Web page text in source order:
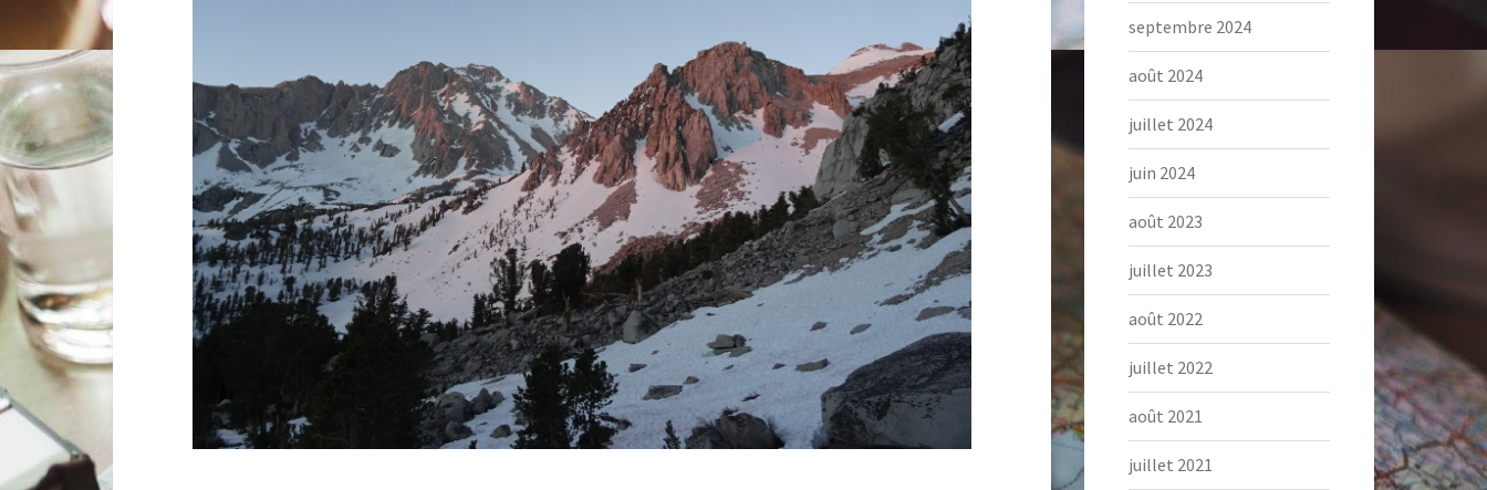
septembre 2024
août 2024
juillet 2024
juin 2024
août 2023
juillet 2023
août 2022
juillet 2022
août 2021
juillet 2021